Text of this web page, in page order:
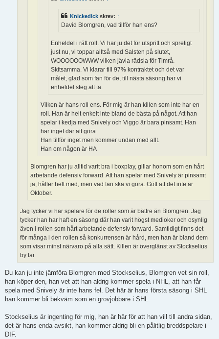
Knickedick skrev: ↑
David Blomgren, vad tillför han ens?
Enheldel i rätt roll. Vi har ju det för utspritt och spretigt
just nu, vi toppar alltså med Salsten på slutet,
WOOOOOOWWW vilken jävla rädsla för Timrå.
Skitsamma. Vi klarar till 97% kontraktet och det var
målet, glad som fan för de, till nästa säsong har vi
enheldel steg att ta.
Vilken är hans roll ens. För mig är han killen som inte har en
roll. Han är helt enkelt inte bland de bästa på något. Att han
spelar i kedja med Snively och Viggo är bara pinsamt. Han
har inget där att göra.
Han tillför inget men kommer undan med allt.
Han om någon är HA
Blomgren har ju alltid varit bra i boxplay, gillar honom som en hårt
arbetande defensiv forward. Att han spelar med Snively är pinsamt
ja, håller helt med, men vad fan ska vi göra. Gött att det inte är
Oktober.
Jag tycker vi har spelare för de roller som är bättre än Blomgren. Jag
tycker han har haft en säsong där han varit högst medioker och osynlig
även i rollen som hårt arbetande defensiv forward. Samtidigt finns det
för många i den rollen så konkurrensen är hård, men han är bland dem
som visar minst närvaro på alla sätt. Killen är överglänst av Stockselius
by far.
Du kan ju inte jämföra Blomgren med Stockselius, Blomgren vet sin roll,
han köper den, han vet att han aldrig kommer spela i NHL, att han får
spela med Snively är inte hans fel. Det här är hans första säsong i SHL
han kommer bli bekväm som en grovjobbare i SHL.
Stockselius är ingenting för mig, han är här för att han vill till andra sidan,
det är hans enda avsikt, han kommer aldrig bli en pålitlig breddspelare i
DIF.